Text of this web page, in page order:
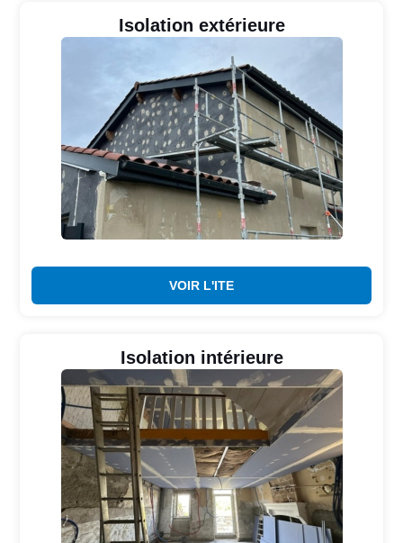
Isolation extérieure
VOIR L'ITE
Isolation intérieure